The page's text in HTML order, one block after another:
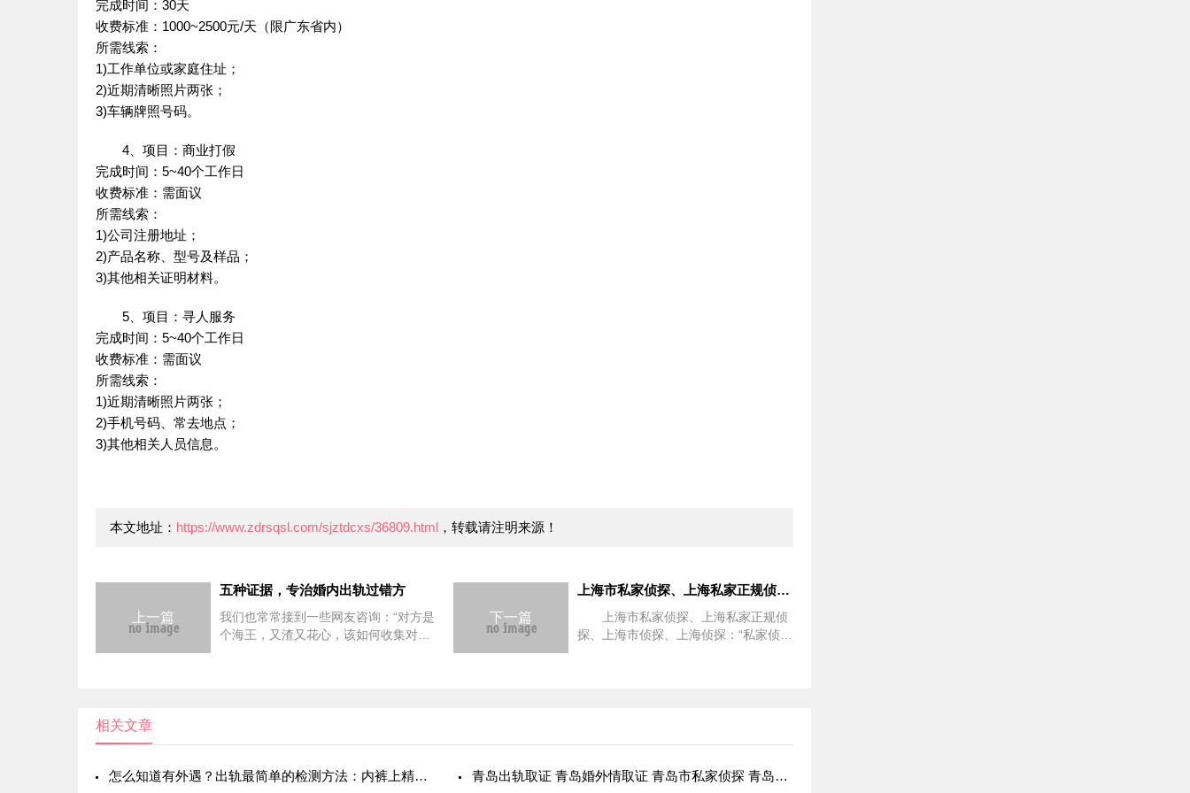
完成时间：30天
收费标准：1000~2500元/天（限广东省内）
所需线索：
1)工作单位或家庭住址；
2)近期清晰照片两张；
3)车辆牌照号码。
4、项目：商业打假
完成时间：5~40个工作日
收费标准：需面议
所需线索：
1)公司注册地址；
2)产品名称、型号及样品；
3)其他相关证明材料。
5、项目：寻人服务
完成时间：5~40个工作日
收费标准：需面议
所需线索：
1)近期清晰照片两张；
2)手机号码、常去地点；
3)其他相关人员信息。
本文地址： https://www.zdrsqsl.com/sjztdcxs/36809.html ，转载请注明来源！
上一篇
五种证据，专治婚内出轨过错方
我们也常常接到一些网友咨询：“对方是
个海王，又渣又花心，该如何收集对方
下一篇
上海市私家侦探、上海私家正规侦探、上海市侦探、上海侦探
上海市私家侦探、上海私家正规侦
探、上海市侦探、上海侦探：“私家侦
相关文章
怎么知道有外遇？出轨最简单的检测方法：内裤上精斑是证据 青岛出轨取证 青岛婚外情取证 青岛市私家侦探 青岛私家侦探 青岛侦探